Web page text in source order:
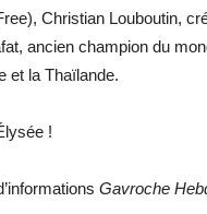
Christian Louboutin,
ancien champion du
et la Thaïlande.
!
Gavroche